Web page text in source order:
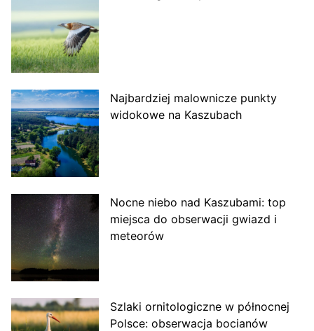
Najbardziej malownicze punkty
widokowe na Kaszubach
Nocne niebo nad Kaszubami: top
miejsca do obserwacji gwiazd i
meteorów
Szlaki ornitologiczne w północnej
Polsce: obserwacja bocianów